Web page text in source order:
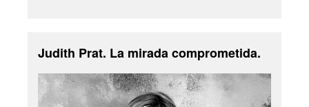
Judith Prat. La mirada comprometida.